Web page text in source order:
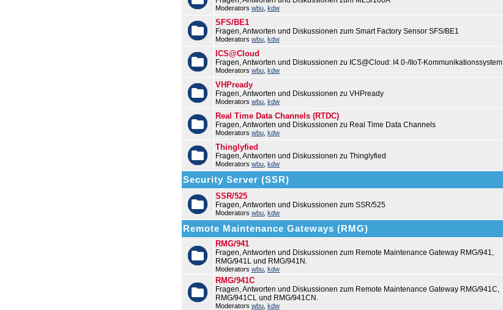
Moderators wbu kdw
SFS/BE1
Fragen, Antworten und Diskussionen zum Smart Factory Sensor SFS/BE1
Moderators wbu kdw
ICS@Cloud
Fragen, Antworten und Diskussionen zu ICS@Cloud: I4.0-/IIoT-Kommunikationssystem
Moderators wbu kdw
VHPready
Fragen, Antworten und Diskussionen zu VHPready
Moderators wbu kdw
Real Time Data Channels (RTDC)
Fragen, Antworten und Diskussionen zu Real Time Data Channels
Moderators wbu kdw
Thinglyfied
Fragen, Antworten und Diskussionen zu Thinglyfied
Moderators wbu kdw
Security Server (SSR)
SSR/525
Fragen, Antworten und Diskussionen zum SSR/525
Moderators wbu kdw
Remote Maintenance Gateways (RMG)
RMG/941
Fragen, Antworten und Diskussionen zum Remote Maintenance Gateway RMG/941,
RMG/941L und RMG/941N.
Moderators wbu kdw
RMG/941C
Fragen, Antworten und Diskussionen zum Remote Maintenance Gateway RMG/941C,
RMG/941CL und RMG/941CN.
Moderators wbu kdw